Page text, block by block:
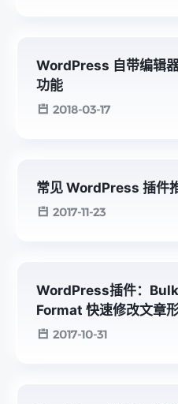
WordPress 自带编辑
功能
2018-03-17
常见 WordPress 插件
2017-11-23
WordPress插件：
Format 快速修改文章
2017-10-31